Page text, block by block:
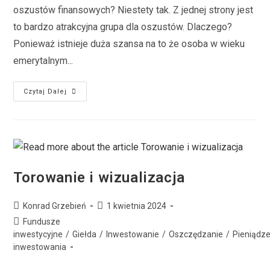
oszustów finansowych? Niestety tak. Z jednej strony jest
to bardzo atrakcyjna grupa dla oszustów. Dlaczego?
Ponieważ istnieje duża szansa na to że osoba w wieku
emerytalnym...
Czytaj Dalej
Torowanie i wizualizacja
Konrad Grzebień
1 kwietnia 2024
Fundusze
inwestycyjne / Giełda / Inwestowanie / Oszczędzanie /
inwestowania